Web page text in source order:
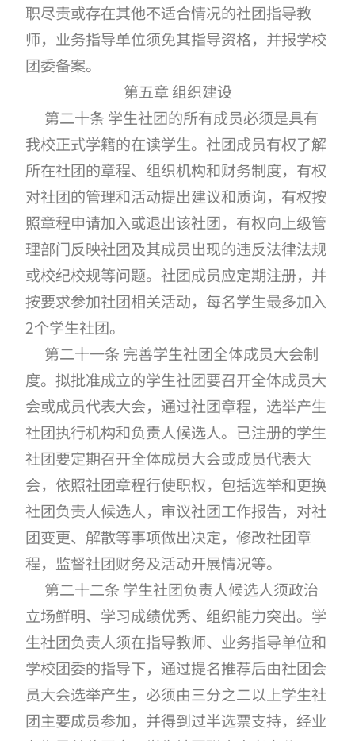
职尽责或存在其他不适合情况的社团指导教
师，业务指导单位须免其指导资格，并报学校
团委备案。
第五章 组织建设
第二十条 学生社团的所有成员必须是具有
我校正式学籍的在读学生。社团成员有权了解
所在社团的章程、组织机构和财务制度，有权
对社团的管理和活动提出建议和质询，有权按
照章程申请加入或退出该社团，有权向上级管
理部门反映社团及其成员出现的违反法律法规
或校纪校规等问题。社团成员应定期注册，并
按要求参加社团相关活动，每名学生最多加入
2个学生社团。
第二十一条 完善学生社团全体成员大会制
度。拟批准成立的学生社团要召开全体成员大
会或成员代表大会，通过社团章程，选举产生
社团执行机构和负责人候选人。已注册的学生
社团要定期召开全体成员大会或成员代表大
会，依照社团章程行使职权，包括选举和更换
社团负责人候选人，审议社团工作报告，对社
团变更、解散等事项做出决定，修改社团章
程，监督社团财务及活动开展情况等。
第二十二条 学生社团负责人候选人须政治
立场鲜明、学习成绩优秀、组织能力突出。学
生社团负责人须在指导教师、业务指导单位和
学校团委的指导下，通过提名推荐后由社团会
员大会选举产生，必须由三分之二以上学生社
团主要成员参加，并得到过半选票支持，经业